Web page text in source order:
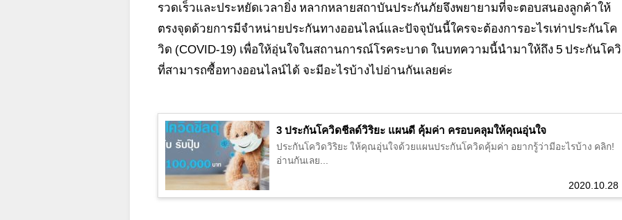
รวดเร็วและประหยัดเวลายิ่ง หลากหลายสถาบันประกันภัยจึงพยายามที่จะตอบสนองลูกค้าให้
ตรงจุดด้วยการมีจำหน่ายประกันทางออนไลน์และปัจจุบันนี้ใครจะต้องการอะไรเท่าประกันโค
วิด (COVID-19) เพื่อให้อุ่นใจในสถานการณ์โรคระบาด ในบทความนี้นำมาให้ถึง 5 ประกันโค
ที่สามารถซื้อทางออนไลน์ได้ จะมีอะไรบ้างไปอ่านกันเลยค่ะ
3 ประกันโควิดชีลด์วิริยะ แผนดี คุ้มค่า ครอบคลุมให้คุณอุ่นใจ
2020.10.28
ประกันโควิดวิริยะ ให้คุณอุ่นใจด้วยแผนประกันโควิดคุ้มค่า อยากรู้ว่ามีอะไรบ้าง คลิก!
อ่านกันเลย...